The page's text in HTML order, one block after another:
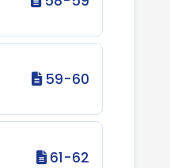
59-60
61-62